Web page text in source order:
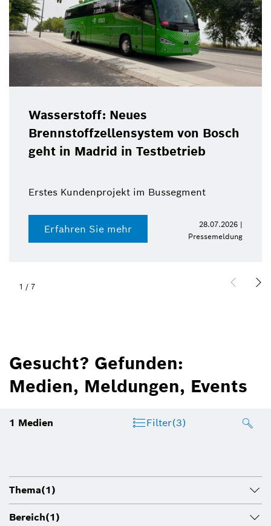
Wasserstoff: Neues
Brennstoffzellensystem von Bosch
geht in Madrid in Testbetrieb
Erstes Kundenprojekt im Bussegment
Erfahren Sie mehr
28.07.2026 |
Pressemeldung
1 / 7
Gesucht? Gefunden:
Medien, Meldungen, Events
1 Medien Filter(3)
Thema(1)
Bereich(1)